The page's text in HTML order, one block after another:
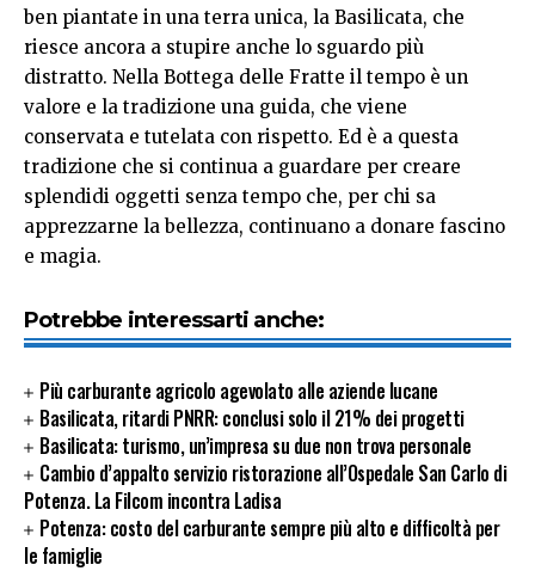
ben piantate in una terra unica, la Basilicata, che
riesce ancora a stupire anche lo sguardo più
distratto. Nella Bottega delle Fratte il tempo è un
valore e la tradizione una guida, che viene
conservata e tutelata con rispetto. Ed è a questa
tradizione che si continua a guardare per creare
splendidi oggetti senza tempo che, per chi sa
apprezzarne la bellezza, continuano a donare fascino
e magia.
Potrebbe interessarti anche:
Più carburante agricolo agevolato alle aziende lucane
Basilicata, ritardi PNRR: conclusi solo il 21% dei progetti
Basilicata: turismo, un’impresa su due non trova personale
Cambio d’appalto servizio ristorazione all’Ospedale San Carlo di
Potenza. La Filcom incontra Ladisa
Potenza: costo del carburante sempre più alto e difficoltà per
le famiglie